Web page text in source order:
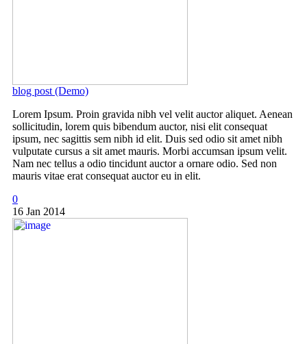
blog post (Demo)
Lorem Ipsum. Proin gravida nibh vel velit auctor aliquet. Aenean
sollicitudin, lorem quis bibendum auctor, nisi elit consequat
ipsum, nec sagittis sem nibh id elit. Duis sed odio sit amet nibh
vulputate cursus a sit amet mauris. Morbi accumsan ipsum velit.
Nam nec tellus a odio tincidunt auctor a ornare odio. Sed non
mauris vitae erat consequat auctor eu in elit.
0
16 Jan 2014